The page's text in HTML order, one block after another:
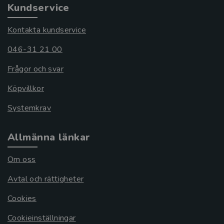
Kundservice
Kontakta kundservice
046-31 21 00
Frågor och svar
Köpvillkor
Systemkrav
Allmänna länkar
Om oss
Avtal och rättigheter
Cookies
Cookieinställningar